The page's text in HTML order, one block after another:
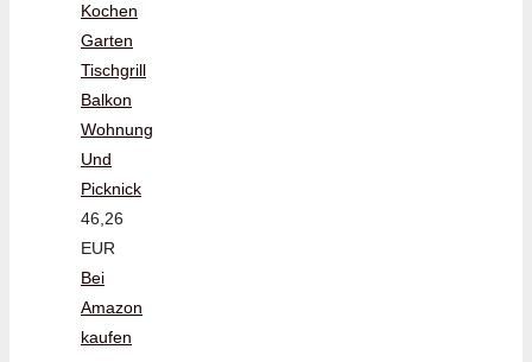
Kochen
Garten
Tischgrill
Balkon
Wohnung
Und
Picknick
46,26
EUR
Bei
Amazon
kaufen